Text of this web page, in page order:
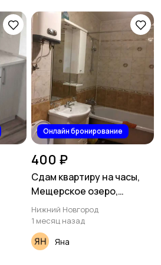
Онлайн бронирование
400 ₽
Сдам квартиру на часы,
Мещерское озеро,
Нижний Мещерский
бульвар 5а
Нижний Новгород
1 месяц назад
Яна